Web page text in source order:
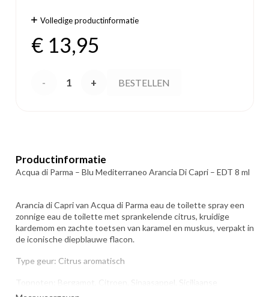
Volledige productinformatie
€ 13,95
Acqua
- Blu
Arancia
Di
Capri
BESTELLEN
Productinformatie
Acqua di Parma – Blu Mediterraneo Arancia Di Capri – EDT 8 ml
Arancia di Capri van Acqua di Parma eau de toilette spray een
zonnige eau de toilette met sprankelende citrus, kruidige
kardemom en zachte toetsen van karamel en muskus, verpakt in
de iconische diepblauwe flacon.
Type geur: Citrus aromatisch
Topnoten: Bergamot, Citroen, Sinaasappel, Siciliaanse
mandarijn